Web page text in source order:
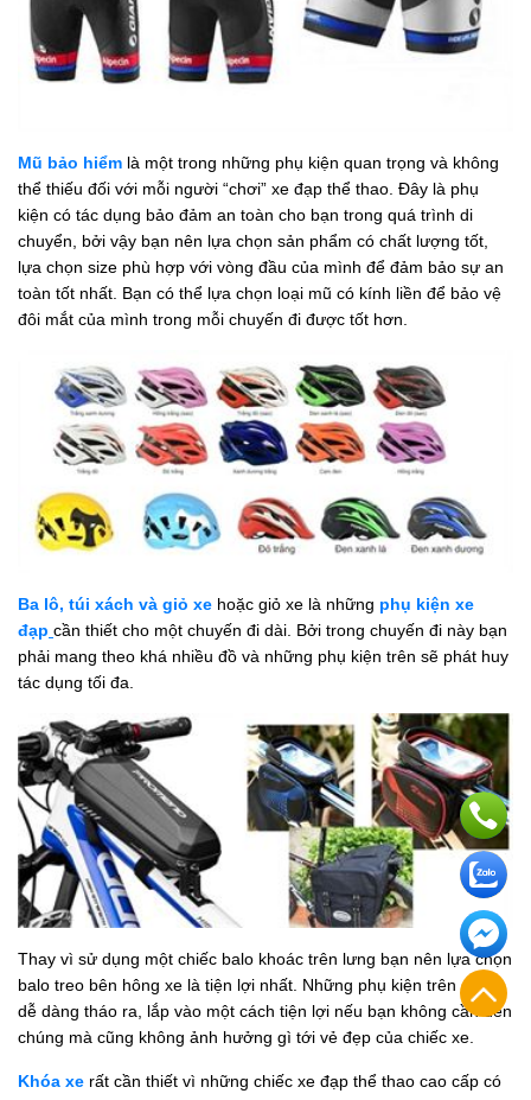
Mũ bảo hiểm là một trong những phụ kiện quan trọng và không
thể thiếu đối với mỗi người “chơi” xe đạp thể thao. Đây là phụ
kiện có tác dụng bảo đảm an toàn cho bạn trong quá trình di
chuyển, bởi vậy bạn nên lựa chọn sản phẩm có chất lượng tốt,
lựa chọn size phù hợp với vòng đầu của mình để đảm bảo sự an
toàn tốt nhất. Bạn có thể lựa chọn loại mũ có kính liền để bảo vệ
đôi mắt của mình trong mỗi chuyến đi được tốt hơn.
Ba lô, túi xách và giỏ xe hoặc giỏ xe là những phụ kiện xe
đạp cần thiết cho một chuyến đi dài. Bởi trong chuyến đi này bạn
phải mang theo khá nhiều đồ và những phụ kiện trên sẽ phát huy
tác dụng tối đa.
Thay vì sử dụng một chiếc balo khoác trên lưng bạn nên lựa chọn
balo treo bên hông xe là tiện lợi nhất. Những phụ kiện trên cũng
dễ dàng tháo ra, lắp vào một cách tiện lợi nếu bạn không cần đến
chúng mà cũng không ảnh hưởng gì tới vẻ đẹp của chiếc xe.
Khóa xe rất cần thiết vì những chiếc xe đạp thể thao cao cấp có